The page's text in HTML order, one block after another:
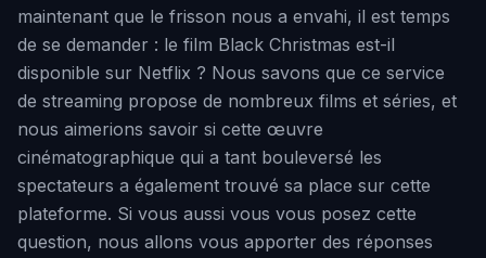
maintenant que le frisson nous a envahi, il est temps
de se demander : le film Black Christmas est-il
disponible sur Netflix ? Nous savons que ce service
de streaming propose de nombreux films et séries, et
nous aimerions savoir si cette œuvre
cinématographique qui a tant bouleversé les
spectateurs a également trouvé sa place sur cette
plateforme. Si vous aussi vous vous posez cette
question, nous allons vous apporter des réponses